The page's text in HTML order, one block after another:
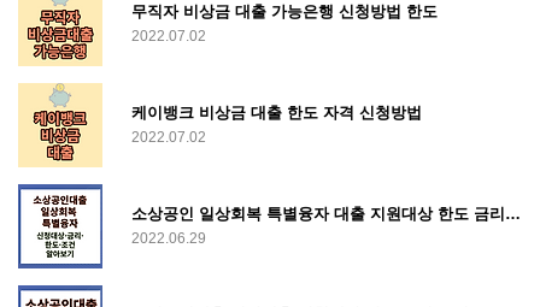
무직자 비상금 대출 가능은행 신청방법 한도
2022.07.02
케이뱅크 비상금 대출 한도 자격 신청방법
2022.07.02
소상공인 일상회복 특별융자 대출 지원대상 한도 금리 신청방법
2022.06.29